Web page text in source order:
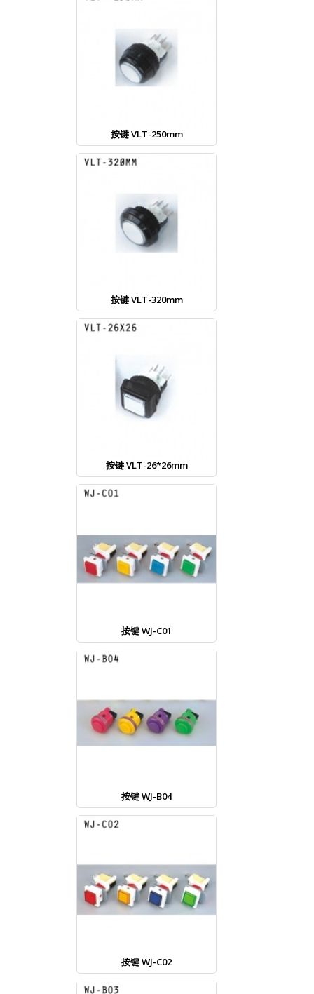
按键 VLT-250mm
按键 VLT-320mm
按键 VLT-26*26mm
按键 WJ-C01
按键 WJ-B04
按键 WJ-C02